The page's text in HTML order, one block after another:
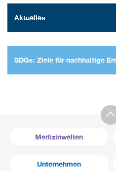
Aktuelles
SDGs: Ziele für nachhaltige
Medizinwelten
Unternehmen